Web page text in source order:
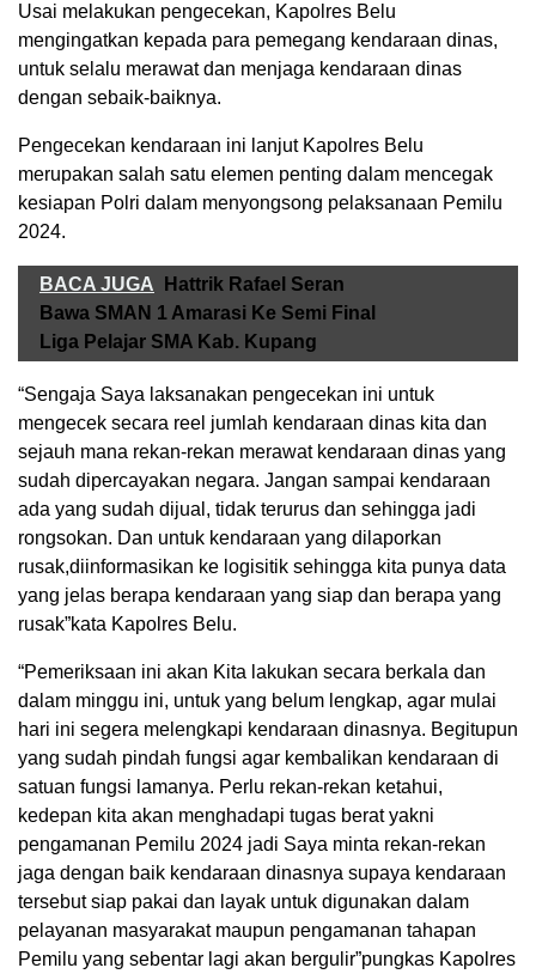
Usai melakukan pengecekan, Kapolres Belu
mengingatkan kepada para pemegang kendaraan dinas,
untuk selalu merawat dan menjaga kendaraan dinas
dengan sebaik-baiknya.
Pengecekan kendaraan ini lanjut Kapolres Belu
merupakan salah satu elemen penting dalam mencegak
kesiapan Polri dalam menyongsong pelaksanaan Pemilu
2024.
BACA JUGA
Hattrik Rafael Seran
Bawa SMAN 1 Amarasi Ke Semi Final
Liga Pelajar SMA Kab. Kupang
“Sengaja Saya laksanakan pengecekan ini untuk
mengecek secara reel jumlah kendaraan dinas kita dan
sejauh mana rekan-rekan merawat kendaraan dinas yang
sudah dipercayakan negara. Jangan sampai kendaraan
ada yang sudah dijual, tidak terurus dan sehingga jadi
rongsokan. Dan untuk kendaraan yang dilaporkan
rusak,diinformasikan ke logisitik sehingga kita punya data
yang jelas berapa kendaraan yang siap dan berapa yang
rusak”kata Kapolres Belu.
“Pemeriksaan ini akan Kita lakukan secara berkala dan
dalam minggu ini, untuk yang belum lengkap, agar mulai
hari ini segera melengkapi kendaraan dinasnya. Begitupun
yang sudah pindah fungsi agar kembalikan kendaraan di
satuan fungsi lamanya. Perlu rekan-rekan ketahui,
kedepan kita akan menghadapi tugas berat yakni
pengamanan Pemilu 2024 jadi Saya minta rekan-rekan
jaga dengan baik kendaraan dinasnya supaya kendaraan
tersebut siap pakai dan layak untuk digunakan dalam
pelayanan masyarakat maupun pengamanan tahapan
Pemilu yang sebentar lagi akan bergulir”pungkas Kapolres